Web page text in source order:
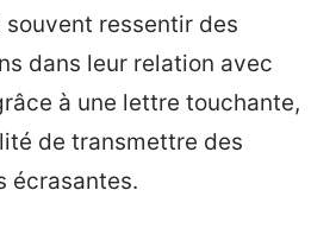
ressentir des
dans leur relation avec
à une lettre touchante,
de transmettre des
écrasantes.